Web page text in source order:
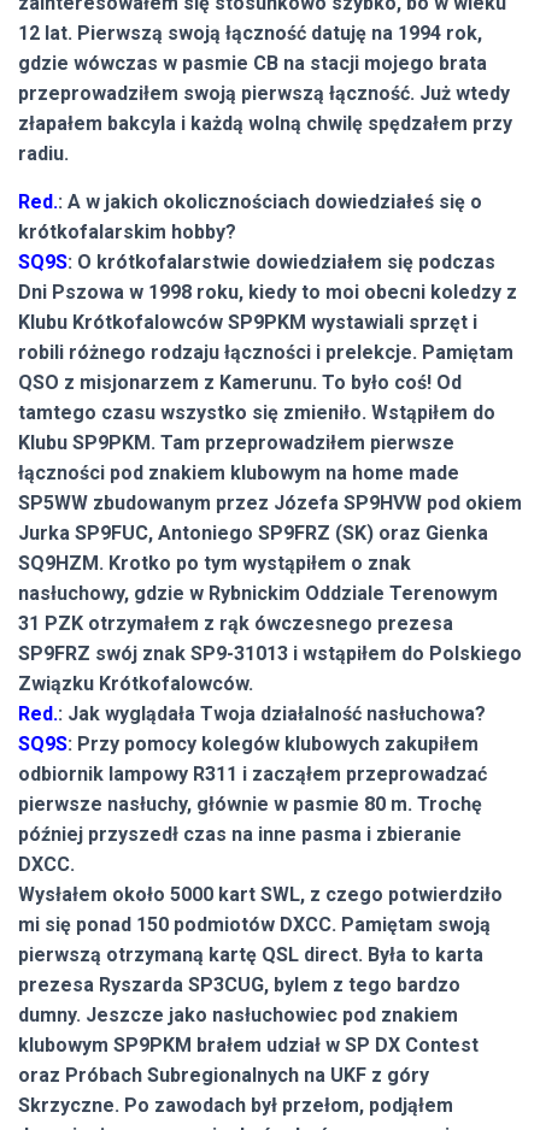
12 lat. Pierwszą swoją łączność datuję na 1994 rok,
gdzie wówczas w pasmie CB na stacji mojego brata
przeprowadziłem swoją pierwszą łączność. Już wtedy
złapałem bakcyla i każdą wolną chwilę spędzałem przy
radiu.
Red.: A w jakich okolicznościach dowiedziałeś się o
krótkofalarskim hobby?
SQ9S: O krótkofalarstwie dowiedziałem się podczas
Dni Pszowa w 1998 roku, kiedy to moi obecni koledzy z
Klubu Krótkofalowców SP9PKM wystawiali sprzęt i
robili różnego rodzaju łączności i prelekcje. Pamiętam
QSO z misjonarzem z Kamerunu. To było coś! Od
tamtego czasu wszystko się zmieniło. Wstąpiłem do
Klubu SP9PKM. Tam przeprowadziłem pierwsze
łączności pod znakiem klubowym na home made
SP5WW zbudowanym przez Józefa SP9HVW pod okiem
Jurka SP9FUC, Antoniego SP9FRZ (SK) oraz Gienka
SQ9HZM. Krotko po tym wystąpiłem o znak
nasłuchowy, gdzie w Rybnickim Oddziale Terenowym
31 PZK otrzymałem z rąk ówczesnego prezesa
SP9FRZ swój znak SP9-31013 i wstąpiłem do Polskiego
Związku Krótkofalowców.
Red.: Jak wyglądała Twoja działalność nasłuchowa?
SQ9S: Przy pomocy kolegów klubowych zakupiłem
odbiornik lampowy R311 i zacząłem przeprowadzać
pierwsze nasłuchy, głównie w pasmie 80 m. Trochę
później przyszedł czas na inne pasma i zbieranie
DXCC.
Wysłałem około 5000 kart SWL, z czego potwierdziło
mi się ponad 150 podmiotów DXCC. Pamiętam swoją
pierwszą otrzymaną kartę QSL direct. Była to karta
prezesa Ryszarda SP3CUG, bylem z tego bardzo
dumny. Jeszcze jako nasłuchowiec pod znakiem
klubowym SP9PKM brałem udział w SP DX Contest
oraz Próbach Subregionalnych na UKF z góry
Skrzyczne. Po zawodach był przełom, podjąłem